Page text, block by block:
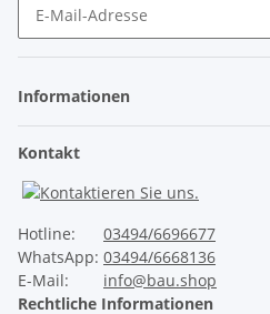
Informationen
Kontakt
Hotline:
03494/6696677
WhatsApp: 03494/6668136
E-Mail:
info@bau.shop
Rechtliche Informationen